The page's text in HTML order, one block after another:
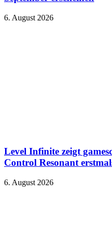
6. August 2026
Level Infinite zeigt
Control Resonant
6. August 2026